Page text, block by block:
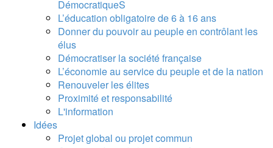
DémocratiqueS
L’éducation obligatoire de 6 à 16 ans
Donner du pouvoir au peuple en contrôlant les
élus
Démocratiser la société française
L’économie au service du peuple et de la nation
Renouveler les élites
Proximité et responsabilité
L'information
Idées
Projet global ou projet commun